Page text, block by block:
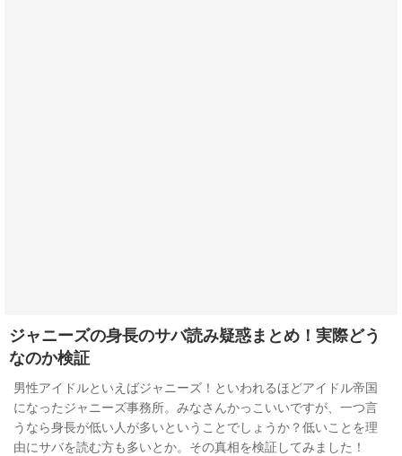
ジャニーズの身長のサバ読み疑惑まとめ！実際どう
なのか検証
男性アイドルといえばジャニーズ！といわれるほどアイドル帝国
になったジャニーズ事務所。みなさんかっこいいですが、一つ言
うなら身長が低い人が多いということでしょうか？低いことを理
由にサバを読む方も多いとか。その真相を検証してみました！